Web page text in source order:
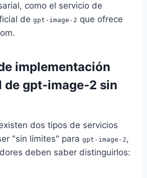
como el servicio de
de gpt-image-2 que ofrece
implementación
de gpt-image-2 sin
dos tipos de servicios
"sin límites" para gpt-image-2,
deben saber distinguirlos: